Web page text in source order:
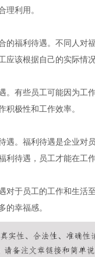
理利用。
的福利待遇。不同人对
应该根据自己的实际情
。有些员工可能因为工
积极性和工作效率。
遇。福利待遇是企业对
利待遇，员工才能在工
对于员工的工作和生活
的幸福感。